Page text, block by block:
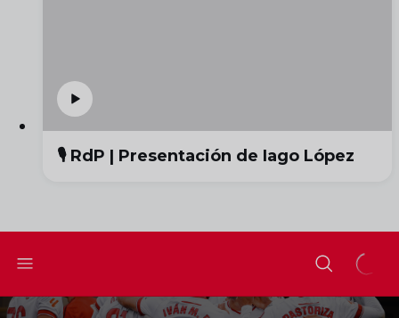
🎙️ RdP | Presentación de Iago López